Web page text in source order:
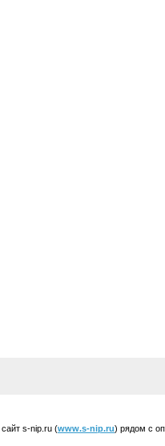
s-nip.ru (www.s-nip.ru) рядом с